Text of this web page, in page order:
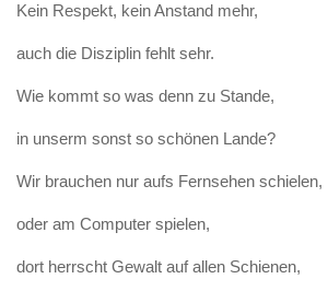
Kein Respekt, kein Anstand mehr,
auch die Disziplin fehlt sehr.
Wie kommt so was denn zu Stande,
in unserm sonst so schönen Lande?
Wir brauchen nur aufs Fernsehen schielen,
oder am Computer spielen,
dort herrscht Gewalt auf allen Schienen,